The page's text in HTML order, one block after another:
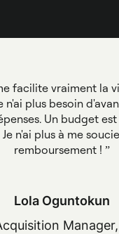
facilite vraiment la
n'ai plus besoin
Un budget
n'ai plus à me
remboursement !
Lola Oguntokun